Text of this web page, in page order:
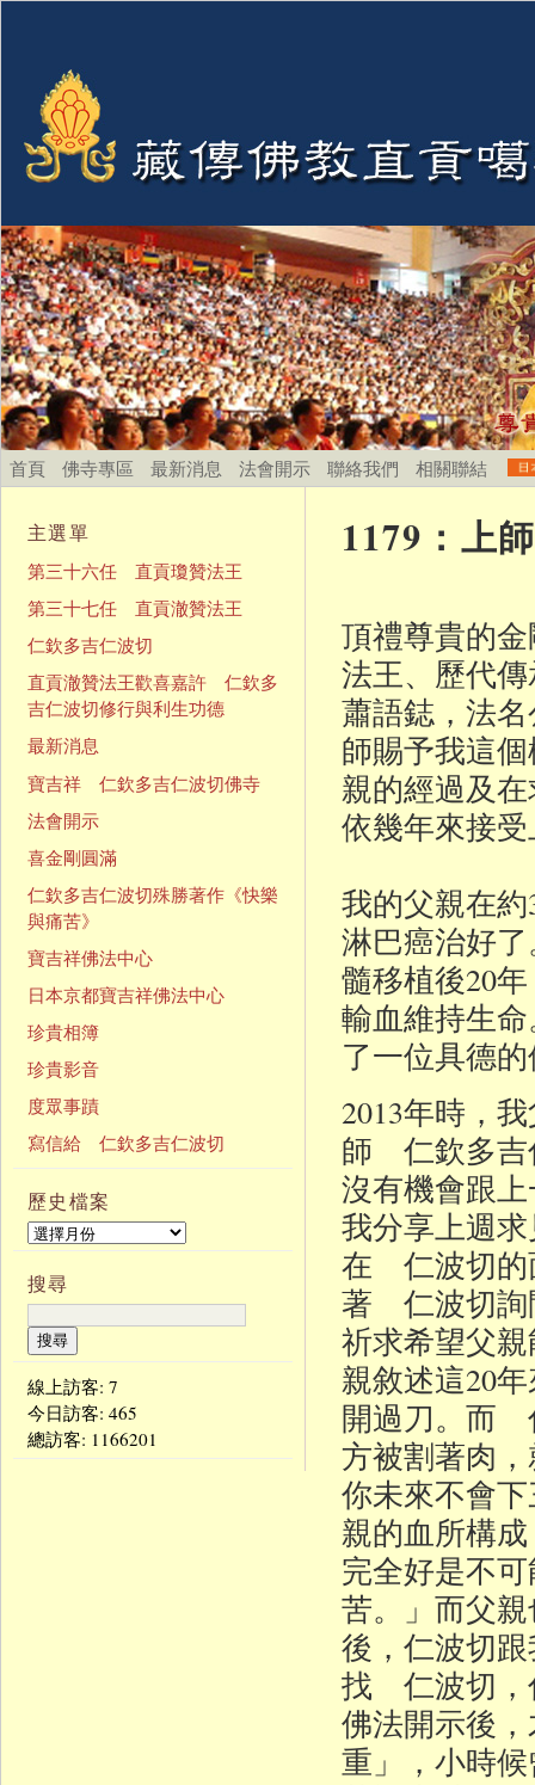
首頁 佛寺專區 最新消息 法會開示 聯絡我們 相關聯結
1179：上
頂禮尊貴的
法王、歷代
蕭語鋕，法
師賜予我這
親的經過及
依幾年來接
我的父親在
淋巴癌治好
髓移植後20
輸血維持生
了一位具德
2013年時，
師 仁欽多吉
沒有機會跟
我分享上週
在 仁波切的
著 仁波切詢
祈求希望父
親敘述這20
開過刀。而
方被割著肉
你未來不會
親的血所構
完全好是不
苦。」而父
後，仁波切
找 仁波切，
佛法開示後
重」，小時
主選單
第三十六任 直貢瓊贊法王
第三十七任 直貢澈贊法王
仁欽多吉仁波切
直貢澈贊法王歡喜嘉許 仁欽多
吉仁波切修行與利生功德
最新消息
寶吉祥 仁欽多吉仁波切佛寺
法會開示
喜金剛圓滿
仁欽多吉仁波切殊勝著作《快樂
與痛苦》
寶吉祥佛法中心
日本京都寶吉祥佛法中心
珍貴相簿
珍貴影音
度眾事蹟
寫信給 仁欽多吉仁波切
歷史檔案
搜尋
線上訪客: 7
今日訪客: 465
總訪客: 1166201